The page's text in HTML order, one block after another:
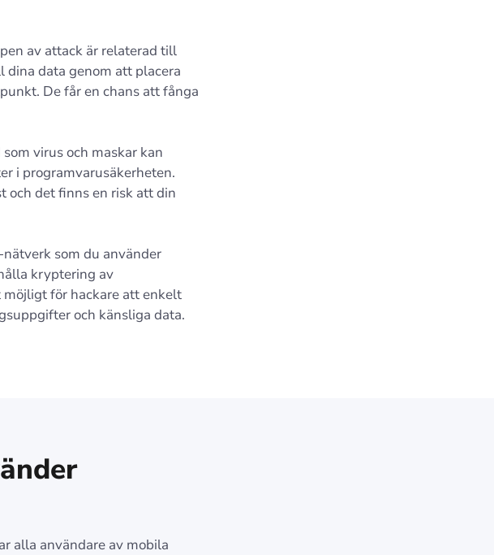
av attack är relaterad till
data genom att placera
De får en chans att fånga
virus och maskar kan
i programvarusäkerheten.
och det finns en risk att din
som du använder
kryptering av
för hackare att enkelt
och känsliga data.
alla användare av mobila